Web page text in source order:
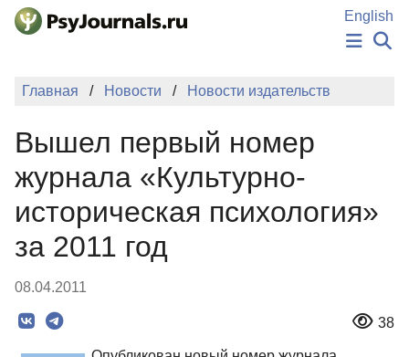
Перейти к основному содержанию
English
НОВОСТИ
ПОДАТЬ РУКОПИСЬ
БАЗА ЗНАНИЙ
КЛЮЧЕВЫЕ СЛОВА
Регистрация
Вход
Главная Новости Новости издательств
Вышел первый номер
журнала «Культурно-
историческая психология»
за 2011 год
08.04.2011
38